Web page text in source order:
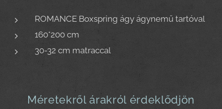
ROMANCE Boxspring ágy ágynemű tartóval
160*200 cm
30-32 cm matraccal
Méretekről árakról érdeklődjön